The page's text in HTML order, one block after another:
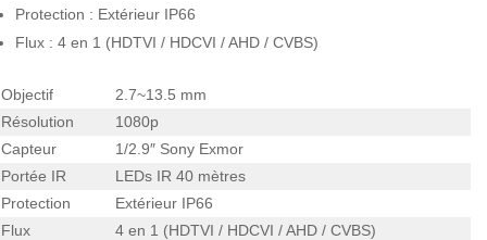
Protection : Extérieur IP66
Flux : 4 en 1 (HDTVI / HDCVI / AHD / CVBS)
Objectif
2.7~13.5 mm
Résolution
1080p
Capteur
1/2.9″ Sony Exmor
Portée IR
LEDs IR 40 mètres
Protection
Extérieur IP66
Flux
4 en 1 (HDTVI / HDCVI / AHD / CVBS)